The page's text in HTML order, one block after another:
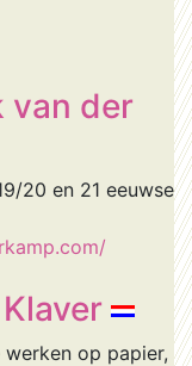
van der
20 en 21 eeuwse
op papier,